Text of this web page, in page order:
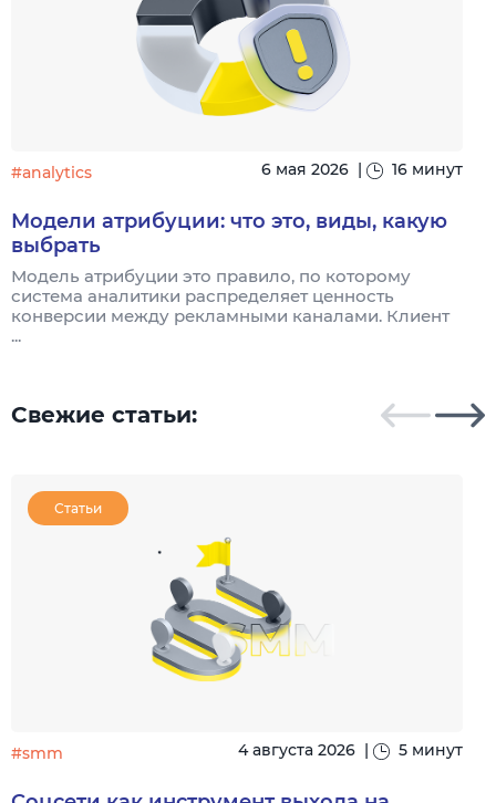
#analytics 6 мая 2026 | 16 минут
Модели атрибуции: что это, виды, какую
выбрать
Модель атрибуции это правило, по которому
система аналитики распределяет ценность
конверсии между рекламными каналами. Клиент
...
Свежие статьи:
Статьи
#smm 4 августа 2026 | 5 минут